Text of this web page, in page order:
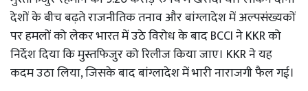
देशों के बीच बढ़ते राजनीतिक तनाव और बांग्लादेश में अल्पसंख्यकों
पर हमलों को लेकर भारत में उठे विरोध के बाद BCCI ने KKR को
निर्देश दिया कि मुस्तफिजुर को रिलीज किया जाए। KKR ने यह
कदम उठा लिया, जिसके बाद बांग्लादेश में भारी नाराजगी फैल गई।